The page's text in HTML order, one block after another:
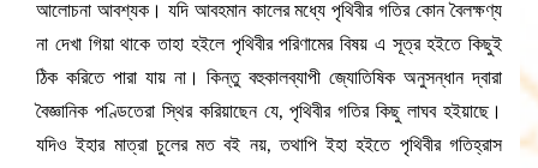
আলোচনা আবশ্যক। যদি আবহমান কালের মধ্যে পৃথিবীর গতির কোন বৈলক্ষণ্য
না দেখা গিয়া থাকে তাহা হইলে পৃথিবীর পরিণামের বিষয় এ সূত্র হইতে কিছুই
ঠিক করিতে পারা যায় না। কিন্তু বহুকালব্যাপী জ্যোতিষিক অনুসন্ধান দ্বারা
বৈজ্ঞানিক পণ্ডিতেরা স্থির করিয়াছেন যে, পৃথিবীর গতির কিছু লাঘব হইয়াছে।
যদিও ইহার মাত্রা চুলের মত বই নয়, তথাপি ইহা হইতে পৃথিবীর গতিহ্রাস